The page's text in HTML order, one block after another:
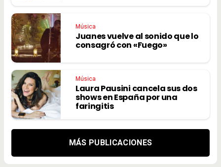
Música
Juanes vuelve al sonido que lo
consagró con «Fuego»
Música
Laura Pausini cancela sus dos
shows en España por una
faringitis
MÁS PUBLICACIONES